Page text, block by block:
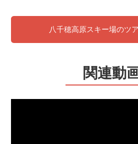
八千穂高原スキー場のツ
関連動